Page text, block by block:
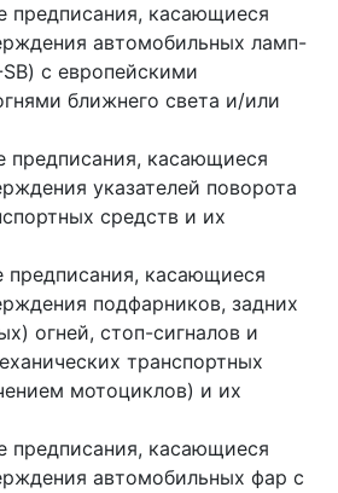
касающиеся
автомобильных ламп-
с европейскими
ближнего света и/или
касающиеся
указателей поворота
средств и их
касающиеся
подфарников, задних
огней, стоп-сигналов и
транспортных
мотоциклов) и их
касающиеся
автомобильных фар с